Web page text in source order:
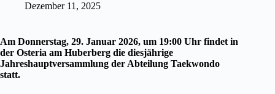
Dezember 11, 2025
Am Donnerstag, 29. Januar 2026, um 19:00 Uhr findet in
der Osteria am Huberberg die diesjährige
Jahreshauptversammlung der Abteilung Taekwondo
statt.